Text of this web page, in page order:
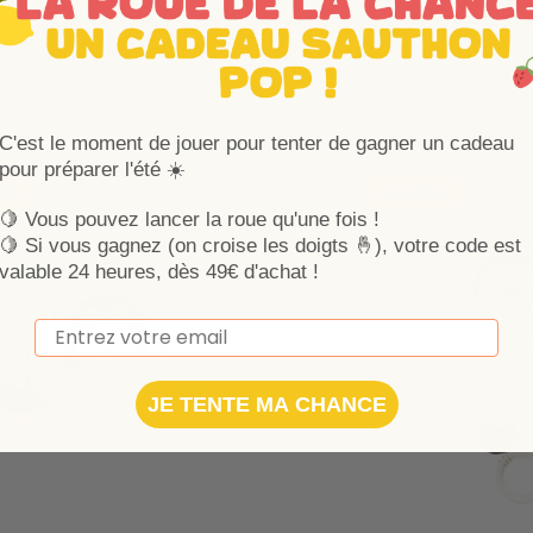
mon
Choisissez vos produits et composez votre ensemble
C'est le moment de jouer pour tenter de gagner un cadeau
pour préparer l'été ☀️
🍋 Vous pouvez lancer la roue qu'une fois !
🍋 Si vous gagnez (on croise les doigts 🤞), votre code est
valable 24 heures, dès 49€ d'achat !
Email
JE TENTE MA CHANCE